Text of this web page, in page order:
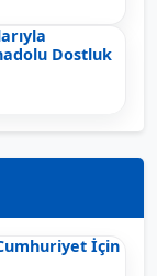
Dostluk
İçin